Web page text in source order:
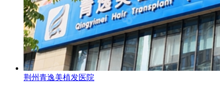
荆州青逸美植发医院